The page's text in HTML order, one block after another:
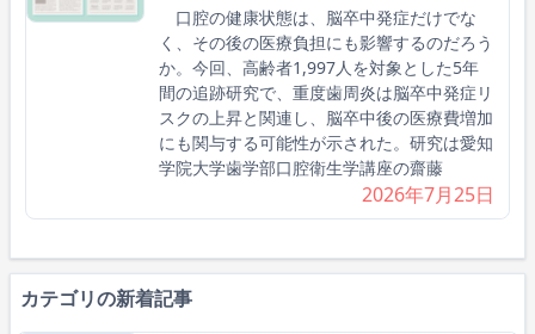
口腔の健康状態は、脳卒中発症だけでな
く、その後の医療負担にも影響するのだろう
か。今回、高齢者1,997人を対象とした5年
間の追跡研究で、重度歯周炎は脳卒中発症リ
スクの上昇と関連し、脳卒中後の医療費増加
にも関与する可能性が示された。研究は愛知
学院大学歯学部口腔衛生学講座の齋藤
2026年7月25日
カテゴリの新着記事